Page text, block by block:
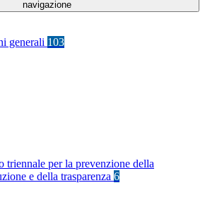
navigazione
generali 103
triennale per la prevenzione della
e della trasparenza 6